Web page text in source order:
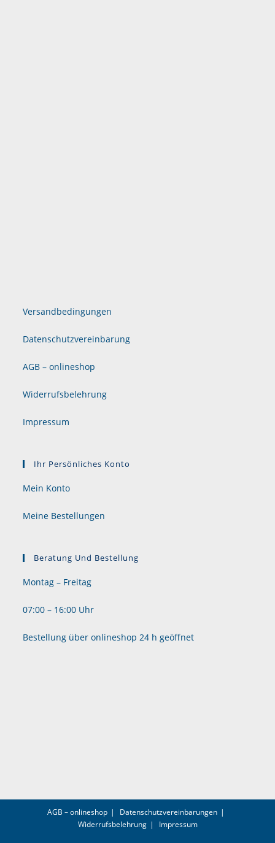
Versandbedingungen
Datenschutzvereinbarung
AGB – onlineshop
Widerrufsbelehrung
Impressum
Ihr Persönliches Konto
Mein Konto
Meine Bestellungen
Beratung Und Bestellung
Montag – Freitag
07:00 – 16:00 Uhr
Bestellung über onlineshop 24 h geöffnet
AGB – onlineshop
Datenschutzvereinbarungen
Widerrufsbelehrung
Impressum